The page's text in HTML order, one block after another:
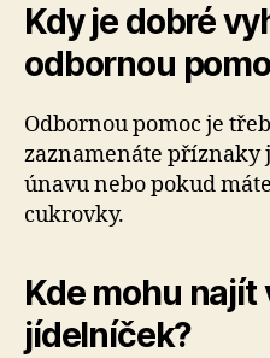
Kdy je dobré
odbornou
Odbornou pomoc je
zaznamenáte příznaky
únavu nebo pokud
cukrovky.
Kde mohu najít
jídelníček?